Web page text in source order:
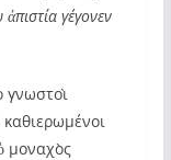
γέγονεν
γνωστοὶ
καθιερωμένοι
μοναχὸς